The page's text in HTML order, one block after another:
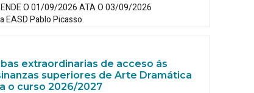
O 01/09/2026 ATA O 03/09/2026
EASD Pablo Picasso.
extraordinarias de acceso ás
superiores de Arte Dramática
o curso 2026/2027